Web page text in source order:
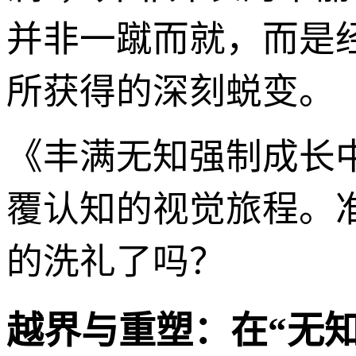
并非一蹴而就，而是
所获得的深刻蜕变。
《丰满无知强制成
覆认知的视觉旅程。
的洗礼了吗？
越界与重塑：在“无